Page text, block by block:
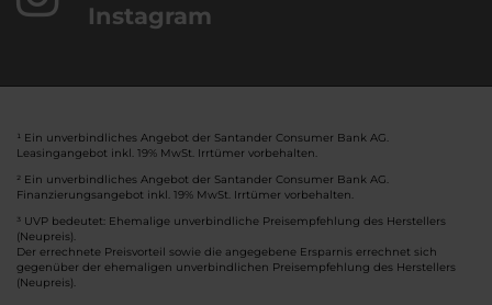
Instagram
¹ Ein unverbindliches Angebot der Santander Consumer Bank AG.
Leasingangebot inkl. 19% MwSt. Irrtümer vorbehalten.
² Ein unverbindliches Angebot der Santander Consumer Bank AG.
Finanzierungsangebot inkl. 19% MwSt. Irrtümer vorbehalten.
³ UVP bedeutet: Ehemalige unverbindliche Preisempfehlung des Herstellers
(Neupreis).
Der errechnete Preisvorteil sowie die angegebene Ersparnis errechnet sich
gegenüber der ehemaligen unverbindlichen Preisempfehlung des Herstellers
(Neupreis).